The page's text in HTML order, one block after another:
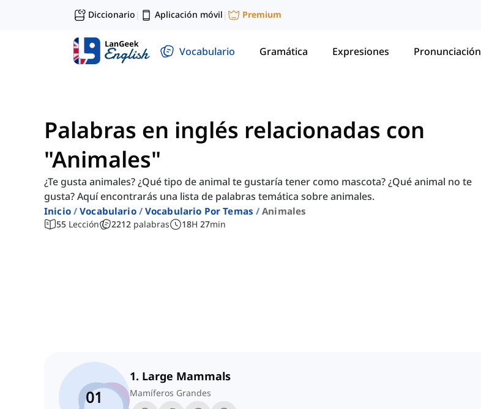
Diccionario | Aplicación móvil | Premium
Vocabulario Gramática Expresiones Pronunciación
Palabras en inglés relacionadas con
"Animales"
¿Te gusta animales? ¿Qué tipo de animal te gustaría tener como mascota? ¿Qué animal no te
gusta? Aquí encontrarás una lista de palabras temática sobre animales.
Inicio Vocabulario Vocabulario Por Temas Animales
55 Lección 2212 palabras 18H 27min
01
1. Large Mammals
Mamíferos Grandes